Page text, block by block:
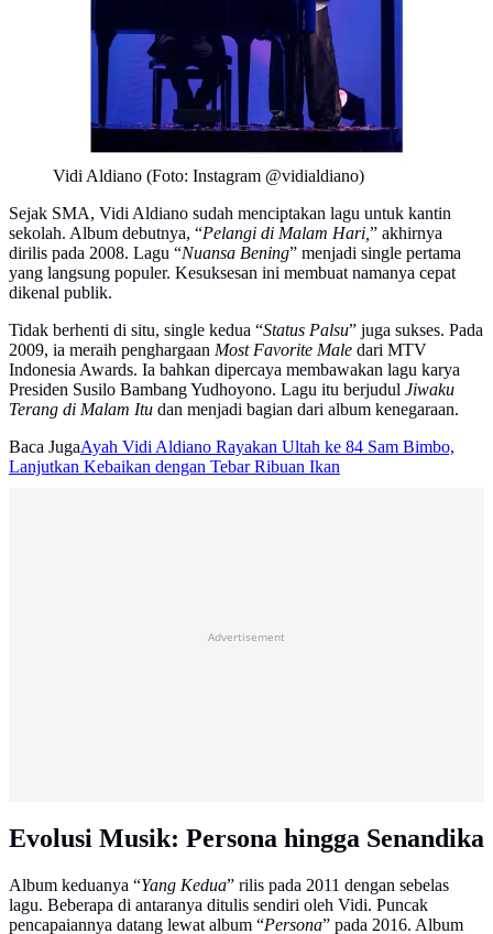
Vidi Aldiano (Foto: Instagram @vidialdiano)
Sejak SMA, Vidi Aldiano sudah menciptakan lagu untuk kantin
sekolah. Album debutnya, “Pelangi di Malam Hari, ” akhirnya
dirilis pada 2008. Lagu “Nuansa Bening” menjadi single pertama
yang langsung populer. Kesuksesan ini membuat namanya cepat
dikenal publik.
Tidak berhenti di situ, single kedua “Status Palsu” juga sukses. Pada
2009, ia meraih penghargaan Most Favorite Male dari MTV
Indonesia Awards. Ia bahkan dipercaya membawakan lagu karya
Presiden Susilo Bambang Yudhoyono. Lagu itu berjudul Jiwaku
Terang di Malam Itu dan menjadi bagian dari album kenegaraan.
Baca JugaAyah Vidi Aldiano Rayakan Ultah ke 84 Sam Bimbo,
Lanjutkan Kebaikan dengan Tebar Ribuan Ikan
Advertisement
Evolusi Musik: Persona hingga Senandika
Album keduanya “Yang Kedua” rilis pada 2011 dengan sebelas
lagu. Beberapa di antaranya ditulis sendiri oleh Vidi. Puncak
pencapaiannya datang lewat album “Persona” pada 2016. Album